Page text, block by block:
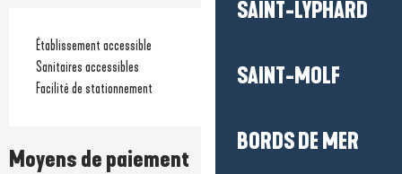
SAINT-LYPHARD
SAINT-MOLF
BORDS DE MER
Établissement accessible
Sanitaires accessibles
Facilité de stationnement
Moyens de paiement